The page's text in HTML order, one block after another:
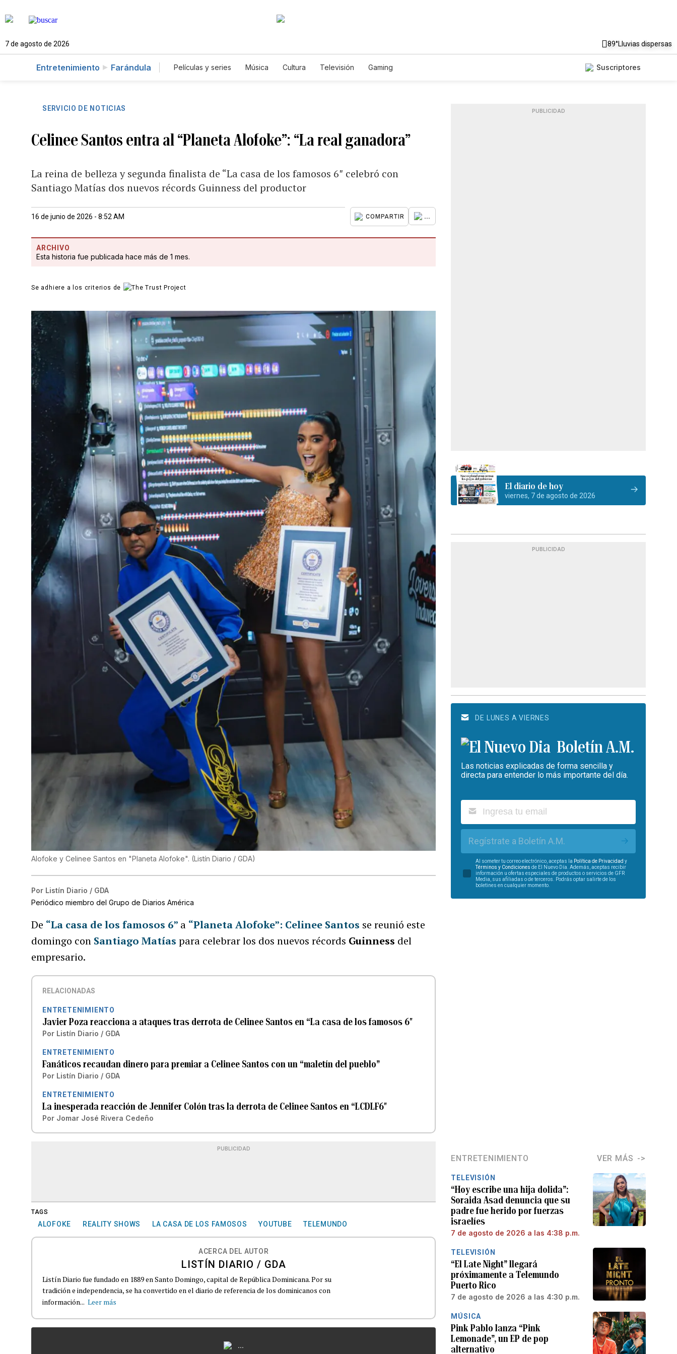
7 de agosto de 2026 89°Lluvias dispersas
Entretenimiento Farándula Películas y series Música Cultura Televisión Gaming Suscriptores
SERVICIO DE NOTICIAS
Celinee Santos entra al “Planeta Alofoke”: “La real ganadora”
La reina de belleza y segunda finalista de “La casa de los famosos 6″ celebró con
Santiago Matías dos nuevos récords Guinness del productor
16 de junio de 2026 - 8:52 AM COMPARTIR ...
ARCHIVO
Esta historia fue publicada hace más de 1 mes.
Se adhiere a los criterios de
Alofoke y Celinee Santos en "Planeta Alofoke". (Listín Diario / GDA)
Por Listín Diario / GDA
Periódico miembro del Grupo de Diarios América
De “La casa de los famosos 6” a “Planeta Alofoke”: Celinee Santos se reunió este
domingo con Santiago Matíaspara celebrar los dos nuevos récords Guinness del
empresario.
RELACIONADAS
ENTRETENIMIENTO
Javier Poza reacciona a ataques tras derrota de Celinee Santos en “La casa de los famosos 6″
Por Listín Diario / GDA
ENTRETENIMIENTO
Fanáticos recaudan dinero para premiar a Celinee Santos con un “maletín del pueblo”
Por Listín Diario / GDA
ENTRETENIMIENTO
La inesperada reacción de Jennifer Colón tras la derrota de Celinee Santos en “LCDLF6″
Por Jomar José Rivera Cedeño
PUBLICIDAD
TAGS
ALOFOKE REALITY SHOWS LA CASA DE LOS FAMOSOS YOUTUBE TELEMUNDO
ACERCA DEL AUTOR
LISTÍN DIARIO / GDA
Listín Diario fue fundado en 1889 en Santo Domingo, capital de República Dominicana. Por su
tradición e independencia, se ha convertido en el diario de referencia de los dominicanos con
información... Leer más
...
PUBLICIDAD
El diario de hoy
viernes, 7 de agosto de 2026
PUBLICIDAD
DE LUNES A VIERNES
Boletín A.M.
Las noticias explicadas de forma sencilla y
directa para entender lo más importante del día.
Regístrate a Boletín A.M.
Al someter tu correo electrónico, aceptas la Política de Privacidad y
Términos y Condiciones de El Nuevo Día. Además, aceptas recibir
información u ofertas especiales de productos o servicios de GFR
Media, sus afiliadas o de terceros. Podrás optar salirte de los
boletines en cualquier momento.
ENTRETENIMIENTO VER MÁS
TELEVISIÓN
“Hoy escribe una hija dolida”:
Soraida Asad denuncia que su
padre fue herido por fuerzas
israelíes
7 de agosto de 2026 a las 4:38 p.m.
TELEVISIÓN
“El Late Night” llegará
próximamente a Telemundo
Puerto Rico
7 de agosto de 2026 a las 4:30 p.m.
MÚSICA
Pink Pablo lanza “Pink
Lemonade”, un EP de pop
alternativo